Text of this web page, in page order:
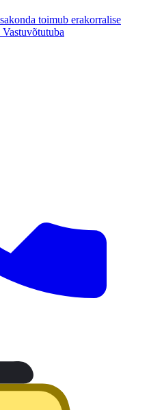
toimub erakorralise